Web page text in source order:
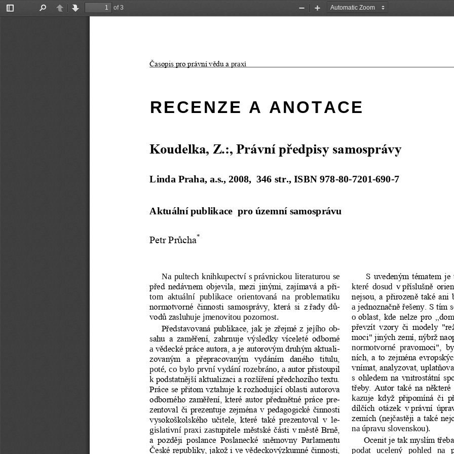
Toggle
PreviousNext
of 3
Zoom
Zoom
Časopis pro právní vědu a praxi
R E C E N Z E   A   A N O T A C E
Koudelka, Z.:, Právní předpisy samosprávy
Linda Praha, a.s., 2008,  346 str., ISBN 978-80-7201-690-7
Aktuální publikace  pro územní samosprávu
Petr Průcha*
Na  pultech  knihkupectví  s právnickou  literaturou  se
před  nedávnem  objevila,  mezi  jinými,  zajímavá  a  při-
tom  aktuální  publikace  orientovaná  na  problematiku
normotvorné  činnosti  samosprávy,  která  si  z řady  dů-
vodů zasluhuje jmenovitou pozornost.
Představovaná  publikace,  jak  je  zřejmé  z  jejího  ob-
sahu  a  zaměření,  zahrnuje  výsledky  víceleté  odborné
a vědecké práce autora, a je autorovým druhým aktuali-
zovaným   a   přepracovaným   vydáním   daného   titulu,
poté, co bylo první vydání rozebráno, a autor přistoupil
k podstatnější aktualizaci a rozšíření předchozího textu.
Práce se přitom  vztahuje k rozhodující oblasti autorova
odborného  zaměření,  které  autor  předmětné  práce  pre-
zentoval  či  prezentuje  zejména  v  pedagogické  činnosti
vysokoškolského  učitele,  které  také  prezentoval  v  le-
gislativní  praxi  zastupitele  městské  části  v městě  Brně,
a  později  poslance  Poslanecké  sněmovny  Parlamentu
České republiky, jakož i ve vědeckovýzkumné činnosti,
S  uvedeným  tématem  je
které  dosud  v příslušně
nejsou,  a  přirozeně  také  ani
a jednoznačně řešeny. S tím
o oblast,  kde  nelze  pro
převzít  vzory  či  modely
moci" jiných zemí, nýbrž
normotvorné  pravomoci",
ních,  a  to  zejména
vnímat, analyzovat,
s  ohledem  na  vnitrostátní
třeby.  Autor  také  na
kazuje  když  připomíná  či
dílčích  otázek  v právní
zemích  (nejčastěji  a  také
na úpravu slovenskou).
Ocenit je tak myslím
podat   ucelený   pohled   na